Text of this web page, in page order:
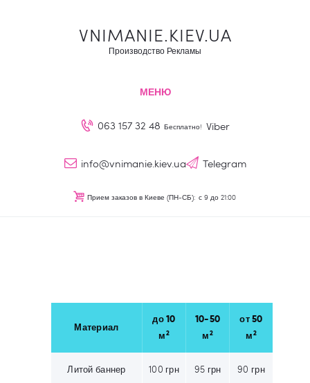
VNIMANIE.KIEV.UA
Производство Рекламы
МЕНЮ
063 157 32 48 Бесплатно! Viber
info@vnimanie.kiev.ua Telegram
Прием заказов в Киеве (ПН-СБ): с 9 до 21:00
VNIMANIE.KIEV.UA
О нас
Контакты
Материал
до 10
м2
10-50
м2
от 50
м2
Литой баннер 100 грн 95 грн 90 грн